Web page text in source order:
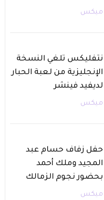
ميكس
نتفليكس تلغي النسخة
الإنجليزية من لعبة الحبار
لديفيد فينشر
ميكس
حفل زفاف حسام عبد
المجيد وملك أحمد
بحضور نجوم الزمالك
ميكس